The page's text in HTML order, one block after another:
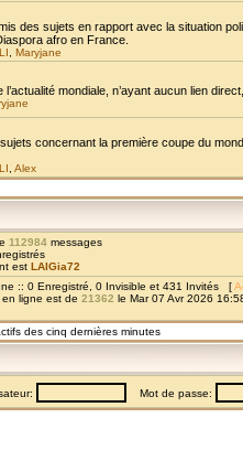
des sujets en rapport avec la situation
afro en France.
Maryjane
mondiale, n’ayant aucun lien
concernant la première coupe du
Alex
112984 messages
est LAIGia72
:: 0 Enregistré, 0 Invisible et 431 Invités [
ligne est de 21362 le Mar 07 Avr 2026
des cinq dernières minutes
Mot de passe: